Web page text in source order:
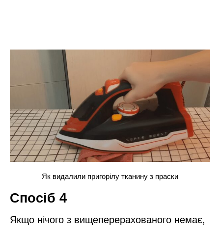
Як видалили пригорілу тканину з праски
Спосіб 4
Якщо нічого з вищеперерахованого немає,